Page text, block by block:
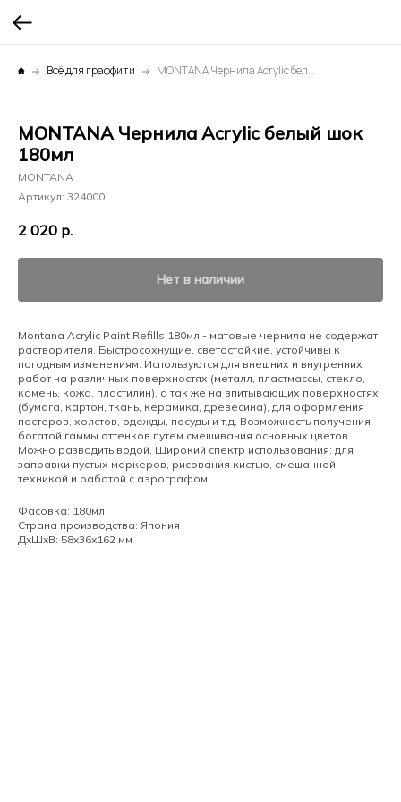
Всё для граффити MONTANA Чернила Acrylic белый шок 180мл
MONTANA Чернила Acrylic белый шок
180мл
MONTANA
Артикул: 324000
2 020 р.
Нет в наличии
Montana Acrylic Paint Refills 180мл - матовые чернила не содержат
растворителя. Быстросохнущие, светостойкие, устойчивы к
погодным изменениям. Используются для внешних и внутренних
работ на различных поверхностях (металл, пластмассы, стекло,
камень, кожа, пластилин), а так же на впитывающих поверхностях
(бумага, картон, ткань, керамика, древесина), для оформления
постеров, холстов, одежды, посуды и т.д. Возможность получения
богатой гаммы оттенков путем смешивания основных цветов.
Можно разводить водой. Широкий спектр использования: для
заправки пустых маркеров, рисования кистью, смешанной
техникой и работой с аэрографом.
Фасовка: 180мл
Страна производства: Япония
ДxШxВ: 58x36x162 мм